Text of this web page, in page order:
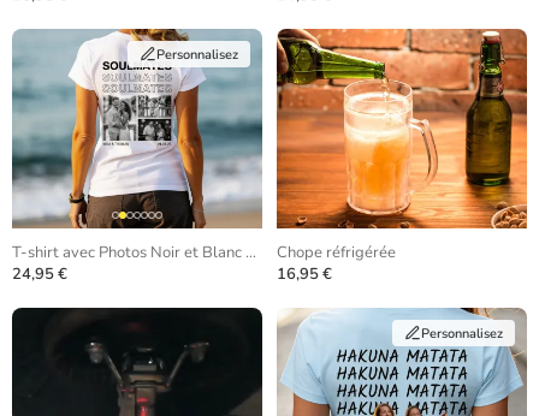
Personnalisez
T-shirt avec Photos Noir et Blanc et Texte Répétitif
24,95 €
Chope réfrigérée
16,95 €
Personnalisez